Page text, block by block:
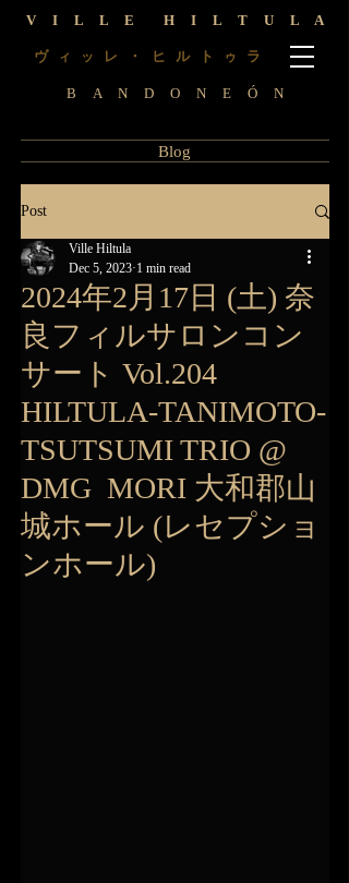
ヴ ィ ッ レ ・ ヒ ル ト ゥ ラ
V I L L E H I L T U L A
B A N D O N E Ó N
Blog
Post
2024年2月17日 (土) 奈
良フィルサロンコン
サート Vol.204
HILTULA-TANIMOTO-
TSUTSUMI TRIO @
DMG MORI 大和郡山
城ホール (レセプショ
ンホール)
Ville Hiltula
Dec 5, 2023 1 min read